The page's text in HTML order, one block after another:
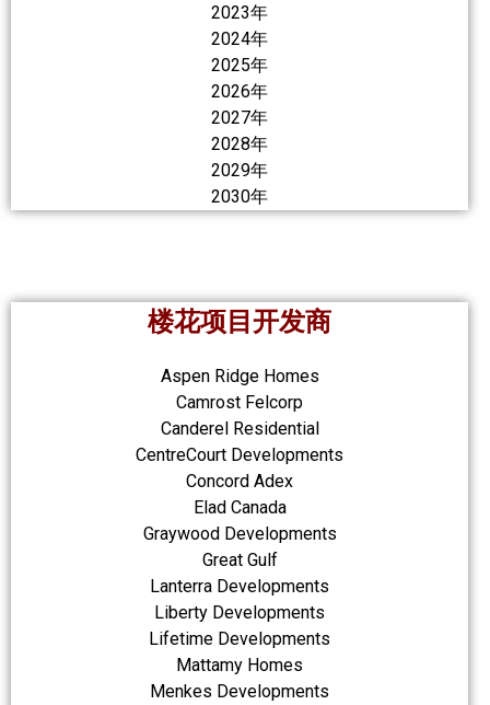
2023年
2024年
2025年
2026年
2027年
2028年
2029年
2030年
楼花项目开发商
Aspen Ridge Homes
Camrost Felcorp
Canderel Residential
CentreCourt Developments
Concord Adex
Elad Canada
Graywood Developments
Great Gulf
Lanterra Developments
Liberty Developments
Lifetime Developments
Mattamy Homes
Menkes Developments